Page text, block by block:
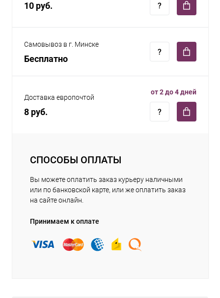
10 руб.
Самовывоз в г. Минске
Бесплатно
Доставка европочтой
8 руб.
от 2 до 4 дней
СПОСОБЫ ОПЛАТЫ
Вы можете оплатить заказ курьеру наличными
или по банковской карте, или же оплатить заказ
на сайте онлайн.
Принимаем к оплате